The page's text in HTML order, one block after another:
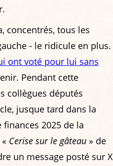
concentrés, tous les
- le ridicule en plus.
ont voté pour lui sans
Pendant cette
collègues députés
jusque tard dans la
2025 de la
Cerise sur le gâteau » de
un message posté sur X